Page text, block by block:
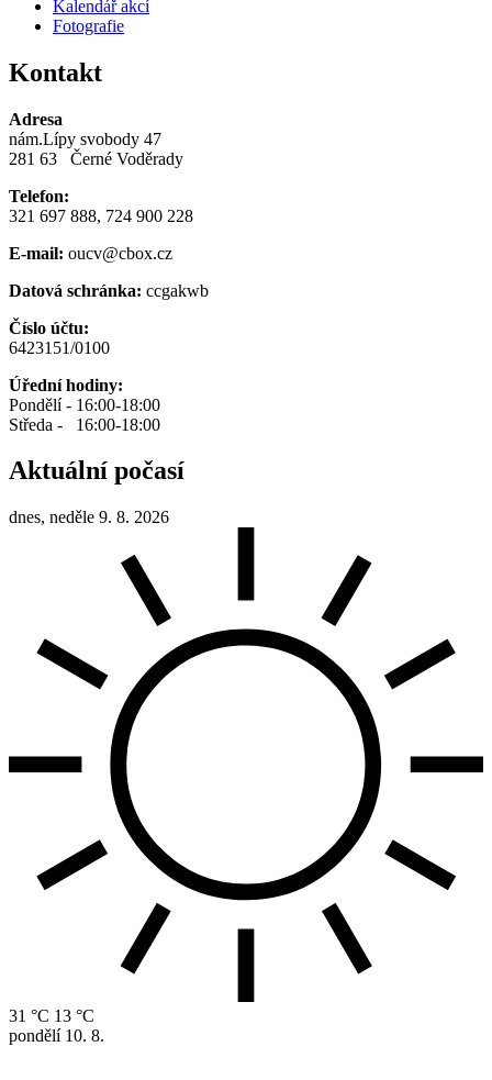
Kalendář akcí
Fotografie
Kontakt
Adresa
nám.Lípy svobody 47
281 63 Černé Voděrady
Telefon:
321 697 888, 724 900 228
E-mail: oucv@cbox.cz
Datová schránka: ccgakwb
Číslo účtu:
6423151/0100
Úřední hodiny:
Pondělí - 16:00-18:00
Středa - 16:00-18:00
Aktuální počasí
dnes, neděle 9. 8. 2026
31 °C 13 °C
pondělí 10. 8.